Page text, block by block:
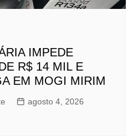
IMPEDE
R$ 14 MIL E
EM MOGI MIRIM
agosto 4, 2026